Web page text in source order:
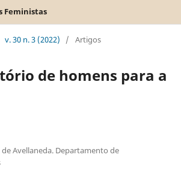
Feministas
v. 30 n. 3 (2022) / Artigos
de homens para a
Avellaneda. Departamento de